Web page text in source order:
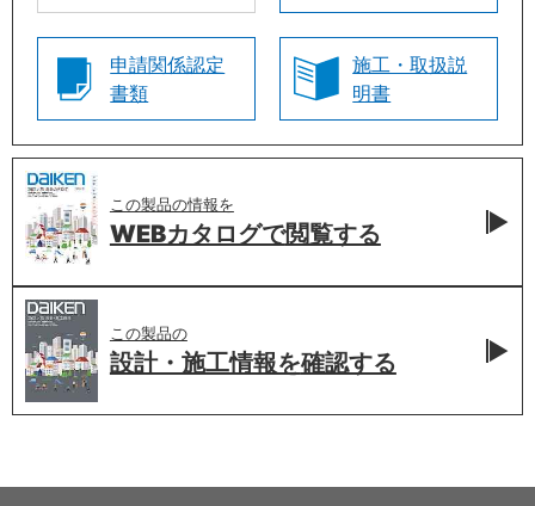
申請関係認定
書類
施工・取扱説
明書
この製品の情報を
WEBカタログで閲覧する
この製品の
設計・施工情報を確認する